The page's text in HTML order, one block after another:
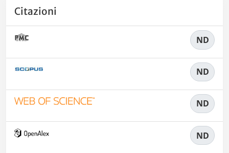
Citazioni
ND
ND
ND
ND